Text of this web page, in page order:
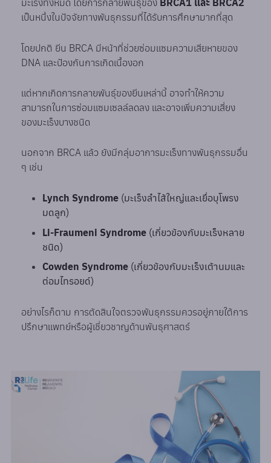
มะเร็งทั้งหมด โดยการกลายพันธุ์ของ BRCA1 และ BRCA2
เป็นหนึ่งในปัจจัยทางพันธุกรรมที่ได้รับการศึกษามากที่สุด
โดยปกติ ยีน BRCA มีหน้าที่ช่วยซ่อมแซมความเสียหายของ
DNA และป้องกันการเกิดเนื้องอก
แต่หากเกิดการกลายพันธุ์ของยีนเหล่านี้ อาจทำให้ความ
สามารถในการซ่อมแซมเซลล์ลดลง และอาจเพิ่มความเสี่ยง
ของมะเร็งบางชนิด
นอกจาก BRCA แล้ว ยังมีกลุ่มอาการมะเร็งทางพันธุกรรมอื่น
ๆ เช่น
Lynch Syndrome (มะเร็งลำไส้ใหญ่และเยื่อบุโพรง
มดลูก)
Li-Fraumeni Syndrome (เกี่ยวข้องกับมะเร็งหลาย
ชนิด)
Cowden Syndrome (เกี่ยวข้องกับมะเร็งเต้านมและ
ต่อมไทรอยด์)
อย่างไรก็ตาม การตัดสินใจตรวจพันธุกรรมควรอยู่ภายใต้การ
ปรึกษาแพทย์หรือผู้เชี่ยวชาญด้านพันธุศาสตร์